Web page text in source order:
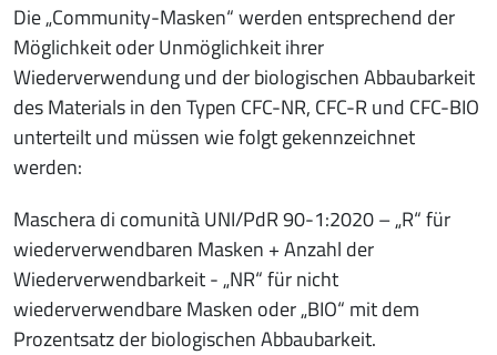
Die „Community-Masken“ werden entsprechend der
Möglichkeit oder Unmöglichkeit ihrer
Wiederverwendung und der biologischen Abbaubarkeit
des Materials in den Typen CFC-NR, CFC-R und CFC-BIO
unterteilt und müssen wie folgt gekennzeichnet
werden:
Maschera di comunità UNI/PdR 90-1:2020 – „R“ für
wiederverwendbaren Masken + Anzahl der
Wiederverwendbarkeit - „NR“ für nicht
wiederverwendbare Masken oder „BIO“ mit dem
Prozentsatz der biologischen Abbaubarkeit.